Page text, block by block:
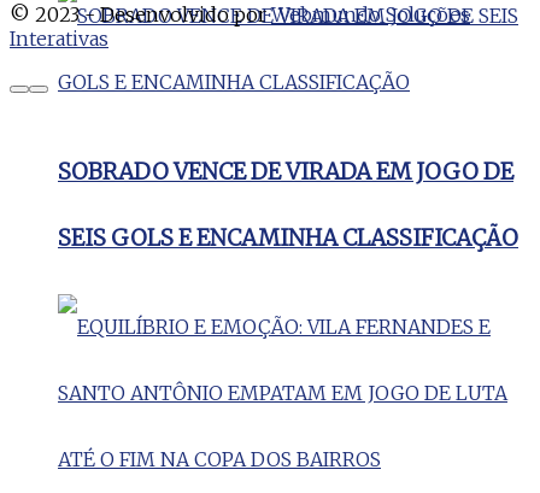
SOBRADO VENCE DE VIRADA EM JOGO DE
SEIS GOLS E ENCAMINHA CLASSIFICAÇÃO
© 2023 - Desenvolvido porWebmundo Soluções
Interativas